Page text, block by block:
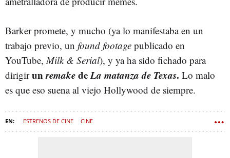
Barker promete, y mucho (ya lo manifestaba en un
trabajo previo, un found footage publicado en
YouTube, Milk & Serial), y ya ha sido fichado para
dirigirunremakedeLa matanza de Texas. Lo malo
es que eso suena al viejo Hollywood de siempre.
ESTRENOS DE CINE CINE